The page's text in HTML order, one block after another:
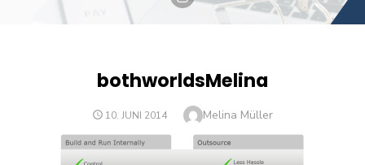
bothworldsMelina
POSTED
10. JUNI 2014 Author
Melina Müller